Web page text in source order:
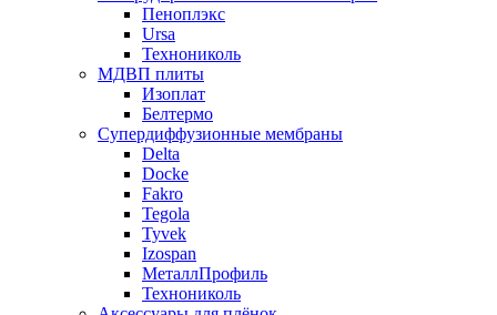
Пеноплэкс
Ursa
Технониколь
МДВП плиты
Изоплат
Белтермо
Супердиффузионные мембраны
Delta
Docke
Fakro
Tegola
Tyvek
Izospan
МеталлПрофиль
Технониколь